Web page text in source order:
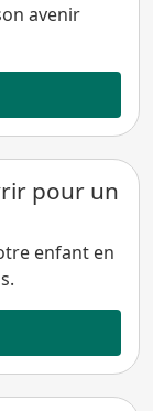
avenir
pour un
enfant en